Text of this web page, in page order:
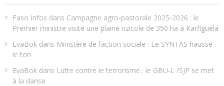
Faso Infos dans Campagne agro-pastorale 2025-2026 : le
Premier ministre visite une plaine rizicole de 350 ha à Karfiguèla
EvaBok dans Ministère de l’action sociale : Le SYNTAS hausse
le ton
EvaBok dans Lutte contre le terrorisme : le GBU-L /SJP se met
à la danse